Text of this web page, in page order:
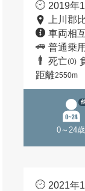
2019年
上川郡
車両相
普通乗
死亡(0)
距離2550m
0～24歳
2021年